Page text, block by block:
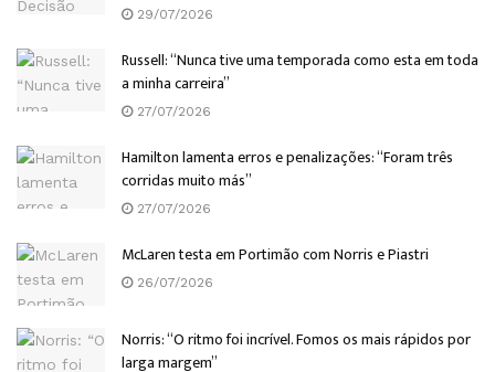
29/07/2026
Russell: “Nunca tive uma temporada como esta em toda
a minha carreira”
27/07/2026
Hamilton lamenta erros e penalizações: “Foram três
corridas muito más”
27/07/2026
McLaren testa em Portimão com Norris e Piastri
26/07/2026
Norris: “O ritmo foi incrível. Fomos os mais rápidos por
larga margem”